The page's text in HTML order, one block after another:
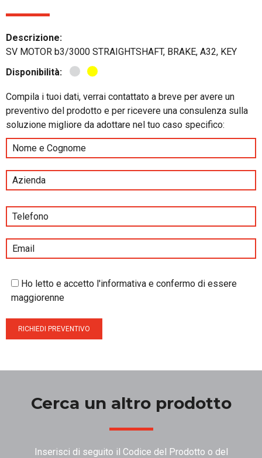
Descrizione:
SV MOTOR b3/3000 STRAIGHTSHAFT, BRAKE, A32, KEY
Disponibilità:
Compila i tuoi dati, verrai contattato a breve per avere un
preventivo del prodotto e per ricevere una consulenza sulla
soluzione migliore da adottare nel tuo caso specifico:
Ho letto e accetto l'informativa e confermo di essere
maggiorenne
Cerca un altro prodotto
Inserisci di seguito il Codice del Prodotto o del